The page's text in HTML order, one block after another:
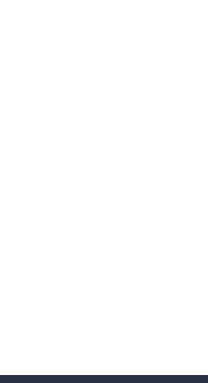
Your application is sentWe'll send